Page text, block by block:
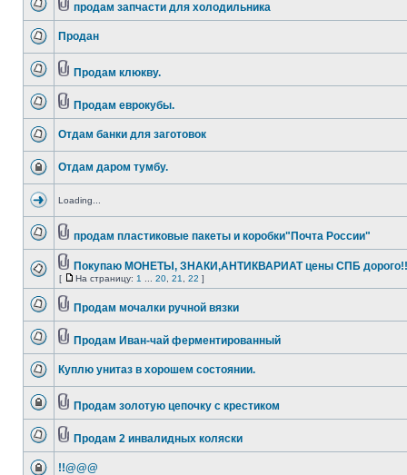
продам запчасти для холодильника
Продан
Продам клюкву.
Продам еврокубы.
Отдам банки для заготовок
Отдам даром тумбу.
Loading...
продам пластиковые пакеты и коробки"Почта России"
Покупаю МОНЕТЫ, ЗНАКИ,АНТИКВАРИАТ цены СПБ
[ На страницу: 1 20 21 22 ]
Продам мочалки ручной вязки
Продам Иван-чай ферментированный
Куплю унитаз в хорошем состоянии.
Продам золотую цепочку с крестиком
Продам 2 инвалидных коляски
!!@@@